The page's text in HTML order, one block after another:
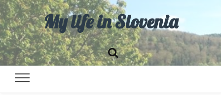
My life in Slovenia